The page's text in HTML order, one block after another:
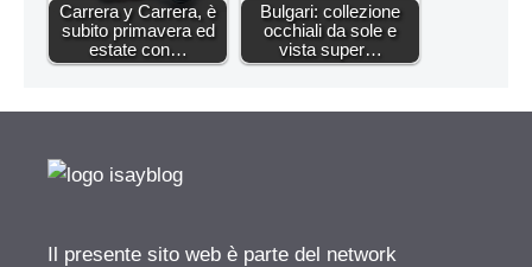
Carrera y Carrera, è
subito primavera ed
estate con…
Bulgari: collezione
occhiali da sole e
vista super…
Il presente sito web è parte del network